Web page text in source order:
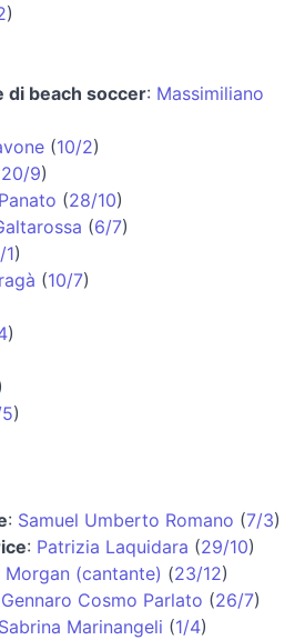
)
di beach soccer: Massimiliano
(10/2)
20/9)
(28/10)
(6/7)
1)
(10/7)
)
)
: Samuel Umberto Romano (7/3)
: Patrizia Laquidara (29/10)
Morgan (cantante) (23/12)
Gennaro Cosmo Parlato (26/7)
Sabrina Marinangeli (1/4)